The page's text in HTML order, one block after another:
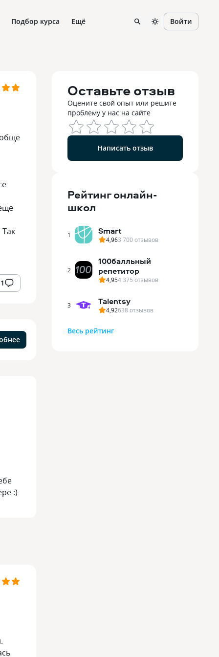
Подбор курса Ещё Войти
1
:)
Оставьте отзыв
Оцените свой опыт или решите
проблему у нас на сайте
Написать отзыв
Рейтингонлайн-
школ
1 Smart
4,963 700отзывов
2
100балльный
репетитор
4,954 375 отзывов
3 Talentsy
4,92638 отзывов
Весь рейтинг